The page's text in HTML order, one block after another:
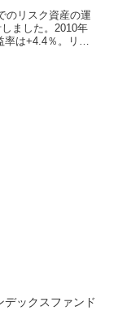
のリスク資産の運
ました。2010年
は+4.4％。リス
ックスファンド